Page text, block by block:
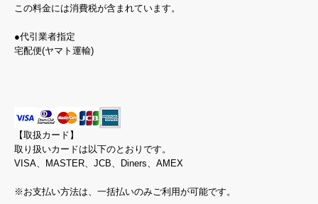
この料金には消費税が含まれています。
●代引業者指定
宅配便(ヤマト運輸)
【取扱カード】
取り扱いカードは以下のとおりです。
VISA、MASTER、JCB、Diners、AMEX
※お支払い方法は、一括払いのみご利用が可能です。